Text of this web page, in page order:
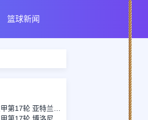
篮球新闻